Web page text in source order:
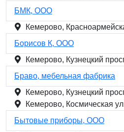
БМК, ООО
Кемерово,
Борисов К, ООО
Кемерово, Кузнецкий
Браво, мебельная фабрика
Кемерово, Кузнецкий
Кемерово, Космическая
Бытовые приборы, ООО